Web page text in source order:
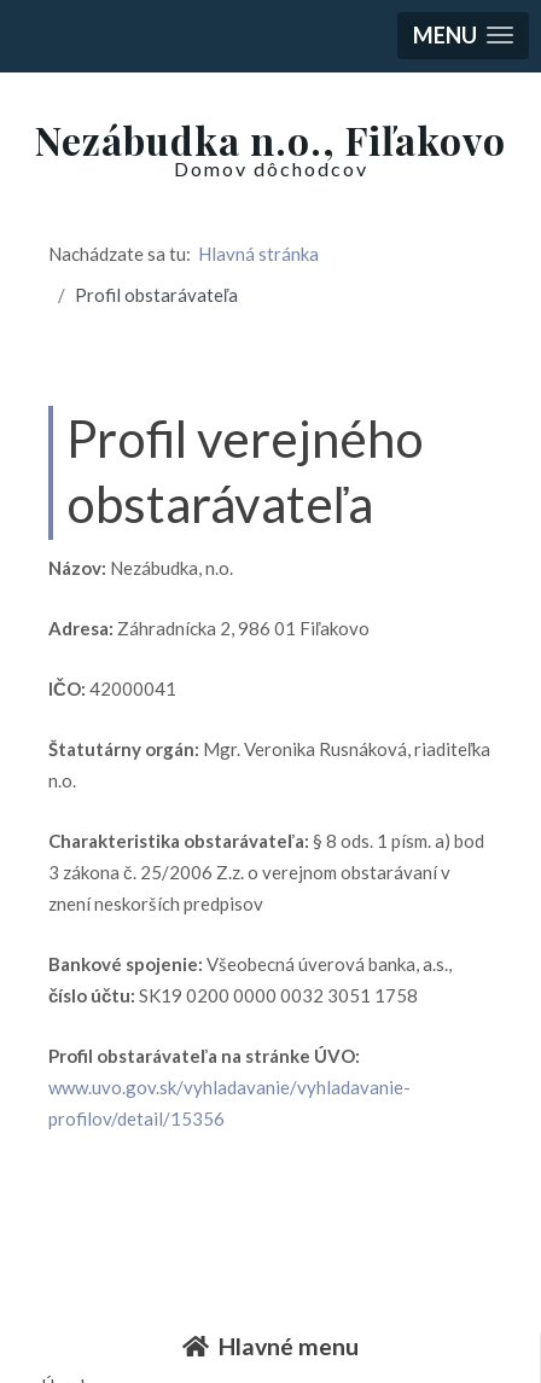
MENU
Nezábudka n.o., Fiľakovo
Domov dôchodcov
Nachádzate sa tu: Hlavná stránka
Profil obstarávateľa
Hlavné menu
Profil verejného
obstarávateľa
Názov: Nezábudka, n.o.
Adresa: Záhradnícka 2, 986 01 Fiľakovo
IČO: 42000041
Štatutárny orgán: Mgr. Veronika Rusnáková, riaditeľka
n.o.
Charakteristika obstarávateľa: § 8 ods. 1 písm. a) bod
3 zákona č. 25/2006 Z.z. o verejnom obstarávaní v
znení neskorších predpisov
Bankové spojenie: Všeobecná úverová banka, a.s.,
číslo účtu: SK19 0200 0000 0032 3051 1758
Profil obstarávateľa na stránke ÚVO:
www.uvo.gov.sk/vyhladavanie/vyhladavanie-
profilov/detail/15356